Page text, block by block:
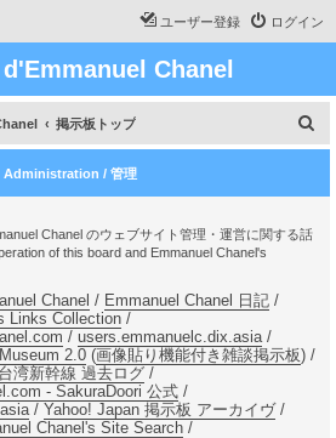
ログイン
ユーザー登録
Chanel
掲示板トップ
索
Administration / 管理
Chanel のウェブサイト管理・運営に関する話
of this board and Emmanuel Chanel's
Chanel / Emmanuel Chanel 日記 /
Links Collection /
/ users.emmanuelc.dix.asia/
2.0 (画像貼り機能付き雑談掲示板) /
湾新幹線 過去ログ /
- SakuraDoori 公式 /
/ Yahoo! Japan 掲示板 アーカイヴ/
Chanel's Site Search /